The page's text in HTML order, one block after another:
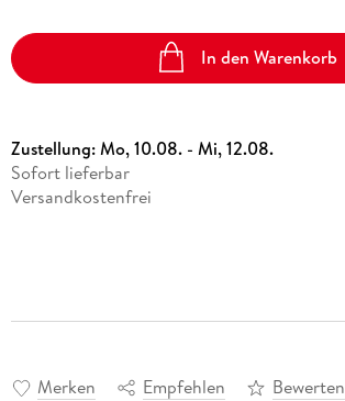
In den Warenkorb
Zustellung:Mo, 10.08. - Mi, 12.08.
Sofort lieferbar
Versandkostenfrei
Merken Empfehlen Bewerten